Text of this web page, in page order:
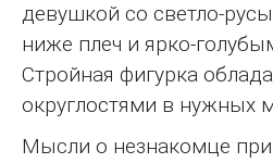
девушкой со светло-
ниже плеч и ярко-
Стройная фигурка
округлостями в нужных
Мысли о незнакомце